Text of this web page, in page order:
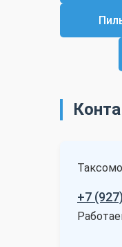
+7